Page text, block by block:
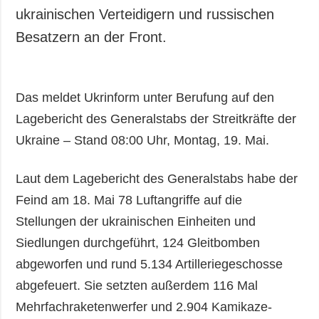
Kriminalität
Notstand und
Veröffentlichungen
Interview
Fotos
Video
Abonnement
Fotobank
ukrainischen Verteidigern und russischen
Besatzern an der Front.
Das meldet Ukrinform unter Berufung auf den
Lagebericht des Generalstabs der Streitkräfte der
Ukraine – Stand 08:00 Uhr, Montag, 19. Mai.
Laut dem Lagebericht des Generalstabs habe der
Feind am 18. Mai 78 Luftangriffe auf die
Stellungen der ukrainischen Einheiten und
Siedlungen durchgeführt, 124 Gleitbomben
abgeworfen und rund 5.134 Artilleriegeschosse
abgefeuert. Sie setzten außerdem 116 Mal
Mehrfachraketenwerfer und 2.904 Kamikaze-